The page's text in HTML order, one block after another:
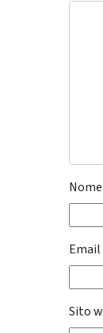
Nome
Email
Sito